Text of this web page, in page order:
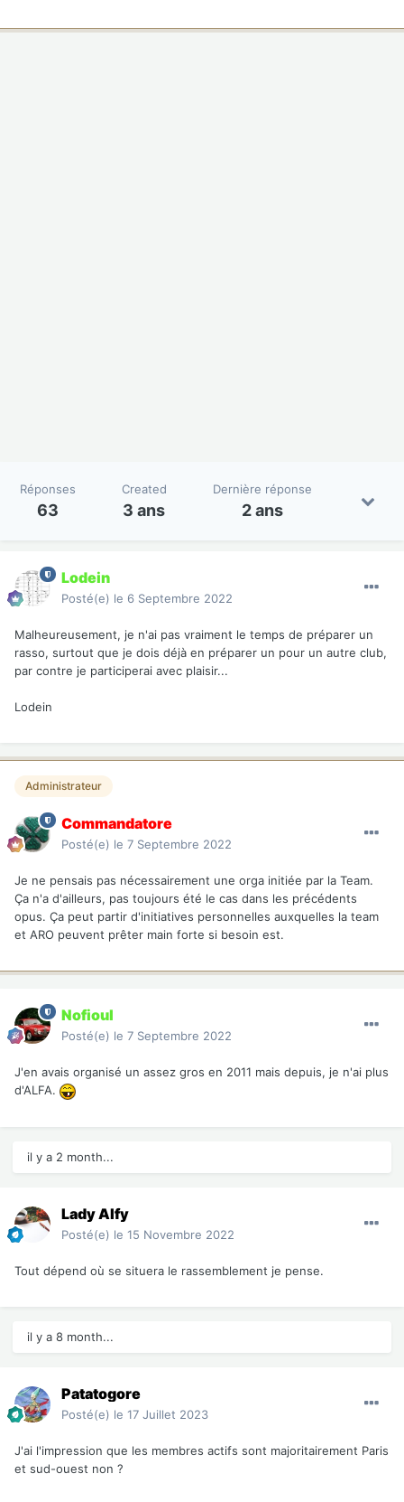
Réponses
63
Created
3 ans
Dernière réponse
2 ans
Lodein
Posté(e) le 6 Septembre 2022
Malheureusement, je n'ai pas vraiment le temps de préparer un
rasso, surtout que je dois déjà en préparer un pour un autre club,
par contre je participerai avec plaisir...
Lodein
Administrateur
Commandatore
Posté(e) le 7 Septembre 2022
Je ne pensais pas nécessairement une orga initiée par la Team.
Ça n'a d'ailleurs, pas toujours été le cas dans les précédents
opus. Ça peut partir d'initiatives personnelles auxquelles la team
et ARO peuvent prêter main forte si besoin est.
Nofioul
Posté(e) le 7 Septembre 2022
J'en avais organisé un assez gros en 2011 mais depuis, je n'ai plus
d'ALFA.
il y a 2 month...
Lady Alfy
Posté(e) le 15 Novembre 2022
Tout dépend où se situera le rassemblement je pense.
il y a 8 month...
Patatogore
Posté(e) le 17 Juillet 2023
J'ai l'impression que les membres actifs sont majoritairement Paris
et sud-ouest non ?